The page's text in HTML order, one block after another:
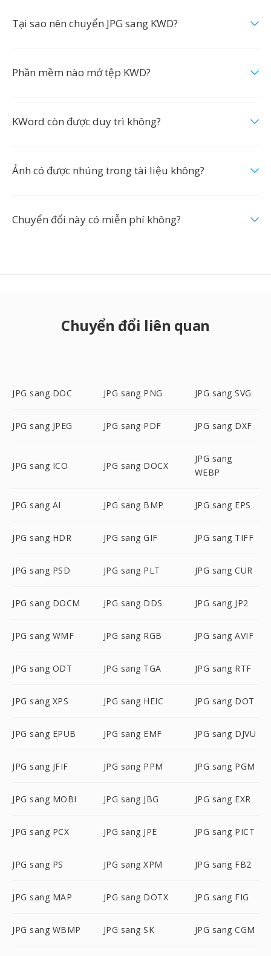
Tại sao nên chuyển JPG sang KWD?
Phần mềm nào mở tệp KWD?
KWord còn được duy trì không?
Ảnh có được nhúng trong tài liệu không?
Chuyển đổi này có miễn phí không?
Chuyển đổi liên quan
JPG sang DOC JPG sang PNG JPG sang SVG
JPG sang JPEG JPG sang PDF JPG sang DXF
JPG sang ICO JPG sang DOCX
JPG sang
WEBP
JPG sang AI JPG sang BMP JPG sang EPS
JPG sang HDR JPG sang GIF JPG sang TIFF
JPG sang PSD JPG sang PLT JPG sang CUR
JPG sang DOCM JPG sang DDS JPG sang JP2
JPG sang WMF JPG sang RGB JPG sang AVIF
JPG sang ODT JPG sang TGA JPG sang RTF
JPG sang XPS JPG sang HEIC JPG sang DOT
JPG sang EPUB JPG sang EMF JPG sang DJVU
JPG sang JFIF JPG sang PPM JPG sang PGM
JPG sang MOBI JPG sang JBG JPG sang EXR
JPG sang PCX JPG sang JPE JPG sang PICT
JPG sang PS JPG sang XPM JPG sang FB2
JPG sang MAP JPG sang DOTX JPG sang FIG
JPG sang WBMP JPG sang SK JPG sang CGM